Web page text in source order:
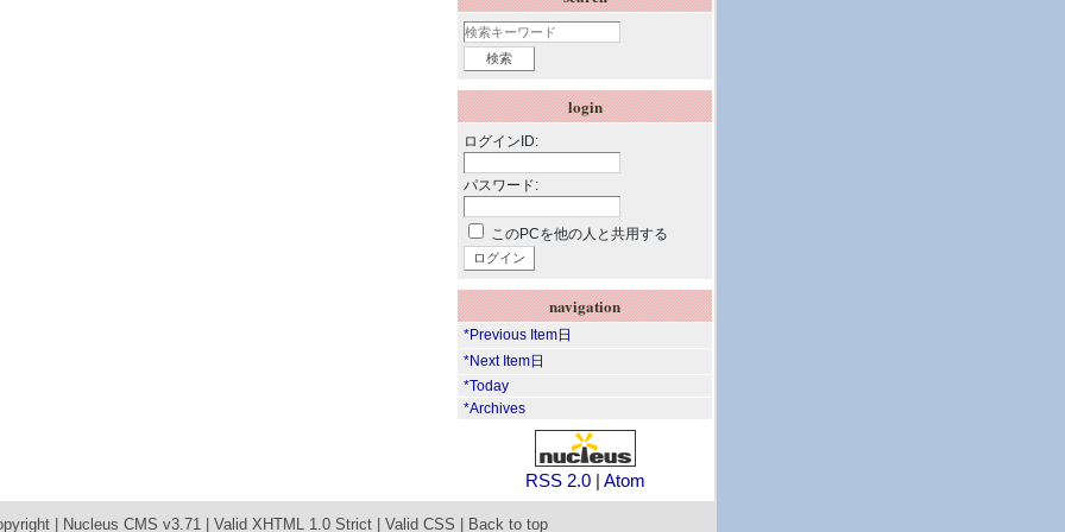
login
ログインID:
パスワード:
このPCを他の人と共用する
navigation
*Previous Item日
*Next Item日
*Today
*Archives
RSS 2.0| Atom
| Nucleus CMS v3.71 Valid XHTML 1.0 Strict Valid CSS Back to top